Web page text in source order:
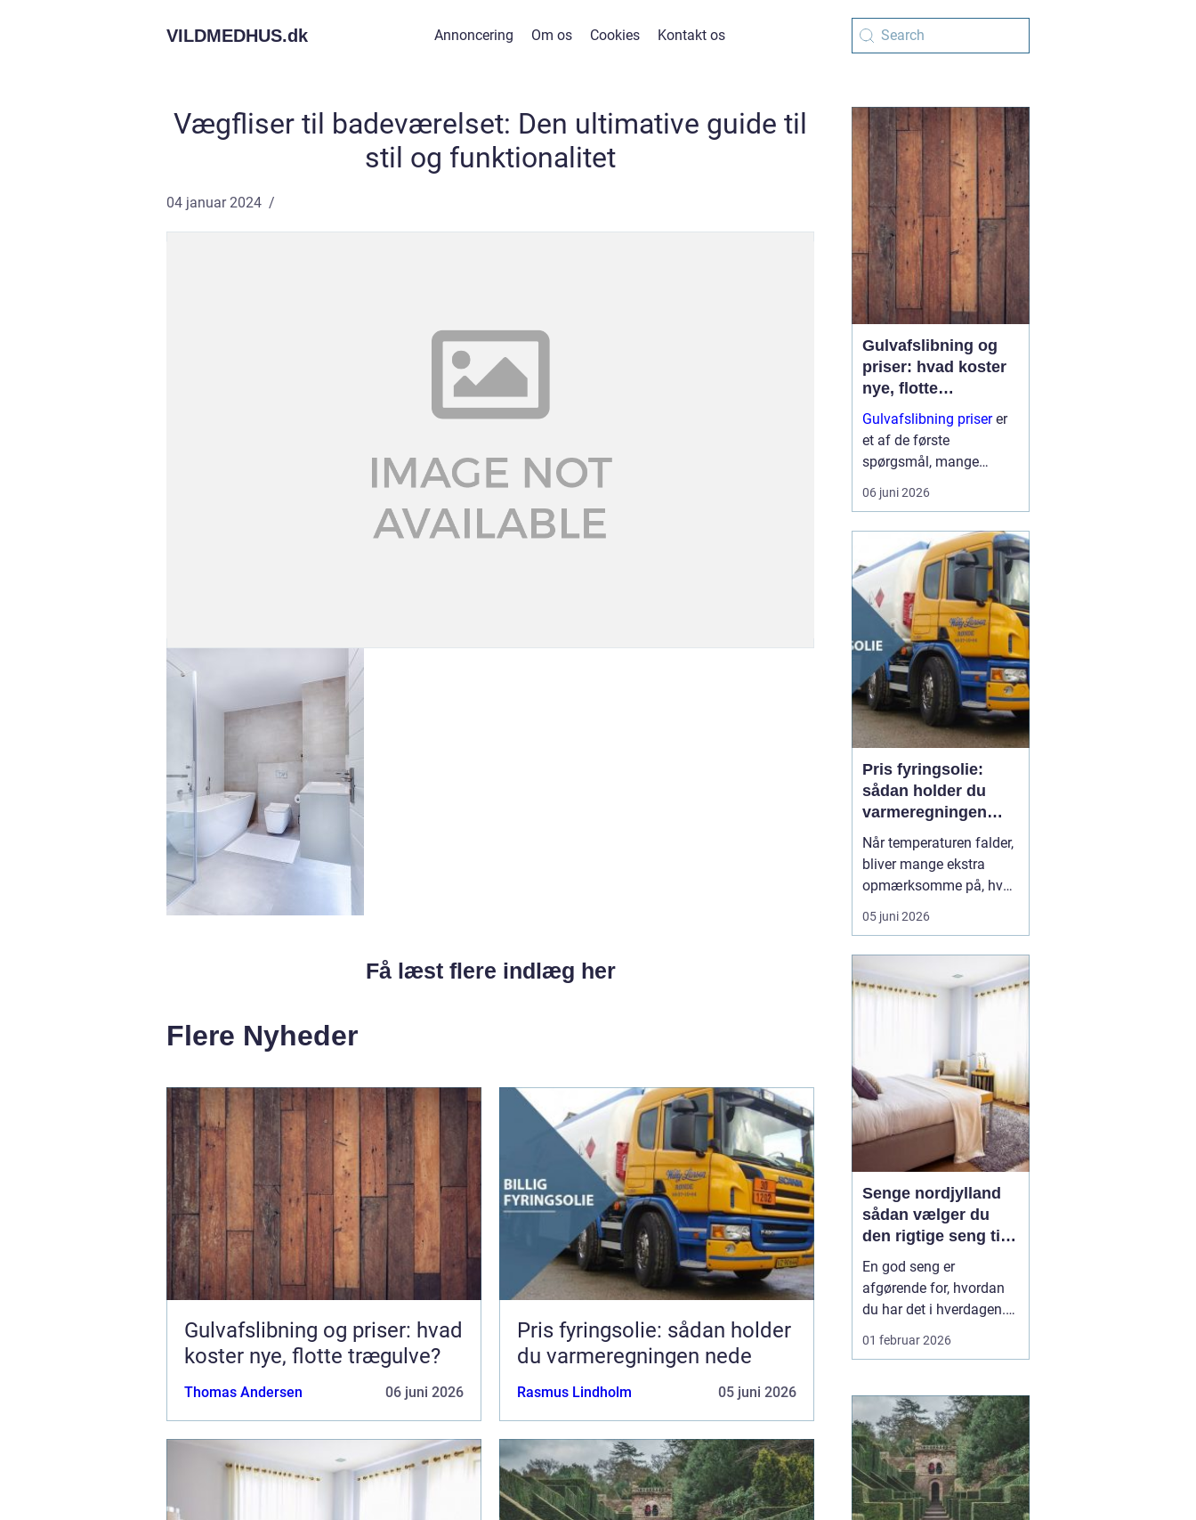
VILDMEDHUS.dk Annoncering Om os Cookies Kontakt os
Vægfliser til badeværelset: Den ultimative guide til
stil og funktionalitet
04 januar 2024
Få læst flere indlæg her
Flere Nyheder
Gulvafslibning og priser: hvad
koster nye, flotte trægulve?
Thomas Andersen 06 juni 2026
Pris fyringsolie: sådan holder
du varmeregningen nede
Rasmus Lindholm 05 juni 2026
Gulvafslibning og
priser: hvad koster
nye, flotte
trægulve?
Gulvafslibning priserer
et af de første
spørgsmål, mange
boligejere stiller, når de
opdager ridser, pletter og
mange måd...
06 juni 2026
Pris fyringsolie:
sådan holder du
varmeregningen
nede
Når temperaturen falder,
bliver mange ekstra
opmærksomme på, hvad
fyring koster. For dig
med oliefyr kan udsving
på økonomien, og derfor
giver det god mening at
05 juni 2026
Senge nordjylland
sådan vælger du
den rigtige seng til
din krop
En god seng er
afgørende for, hvordan
du har det i hverdagen.
Sover du dårligt, mærker
spændte skuldre. Mange
nordjyder går længe og
overvejer ny seng, men
udsætter købet, fordi
valget virker
uoverskueligt. Hå...
01 februar 2026